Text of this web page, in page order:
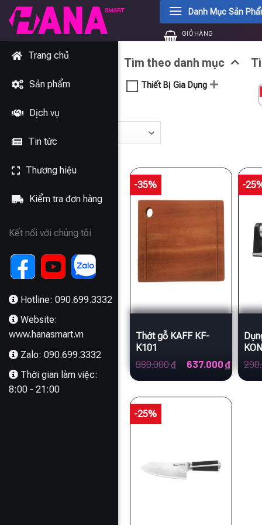
Chuyển
đến
dung
Danh Mục Sản
GIỎ HÀNG
Tìm theo danh mục
Thiết Bị Gia Dụng
Trang chủ
Sản phẩm
Dịch vụ
Tin tức
Thương hiệu
Kiểm tra đơn hàng
Kết nối với chúng tôi
Hotline: 090.699.3332
Website:
www.hanasmart.vn
Zalo: 090.699.3332
Thời gian làm việc:
8:00 - 21:00
-35%
Thớt gỗ KAFF KF-
K101
980.000₫
Giá
là:
637.000 ₫Giá
hiện
637.000
-
-25%